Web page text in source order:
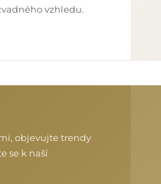
vzhledu.
objevujte trendy
se k naší